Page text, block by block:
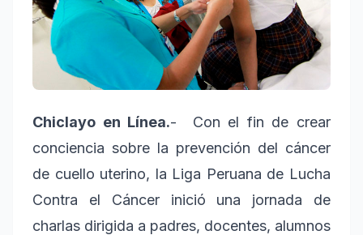
Chiclayo en Línea.- Con el fin de crear
conciencia sobre la prevención del cáncer
de cuello uterino, la Liga Peruana de Lucha
Contra el Cáncer inició una jornada de
charlas dirigida a padres, docentes, alumnos